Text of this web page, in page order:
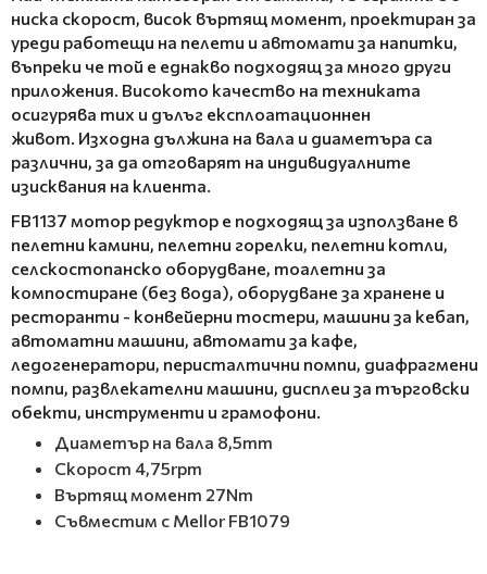
ниска скорост, висок въртящ момент, проектиран за
уреди работещи на пелети и автомати за напитки,
въпреки че той е еднакво подходящ за много други
приложения. Високото качество на техниката
осигурява тих и дълъг експлоатационнен
живот. Изходна дължина на вала и диаметърa са
различни, за да отговарят на индивидуалните
изисквания на клиента.
FB1137 мотор редуктор е подходящ за използване в
пелетни камини, пелетни горелки, пелетни котли,
селскостопанско оборудване, тоалетни за
компостиране (без вода), оборудване за хранене и
ресторанти - конвейерни тостери, машини за кебап,
автоматни машини, автомати за кафе,
ледогенератори, перисталтични помпи, диафрагмени
помпи, развлекателни машини, дисплеи за търговски
обекти, инструменти и грамофони.
Диаметър на вала 8,5mm
Скорост 4,75rpm
Въртящ момент 27Nm
Съвместим с Mellor FB1079